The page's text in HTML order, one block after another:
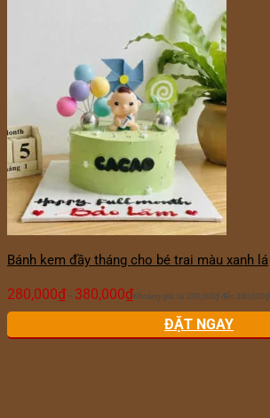
Bánh kem đầy tháng cho bé trai màu xanh lá
280,000₫ – 380,000₫ Khoảng giá: từ 280,000₫ đến 380,000₫
ĐẶT NGAY